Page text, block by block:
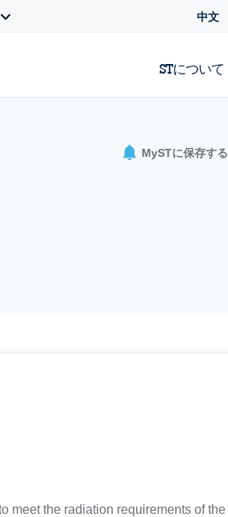
中文
STについて
MySTに保存する
meet the radiation requirements of the